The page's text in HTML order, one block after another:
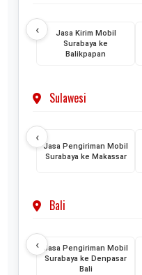
‹
Jasa Kirim Mobil
Surabaya ke
Balikpapan
Sulawesi
‹
Jasa Pengiriman Mobil
Surabaya ke Makassar
Bali
‹
Jasa Pengiriman Mobil
Surabaya ke Denpasar
Bali